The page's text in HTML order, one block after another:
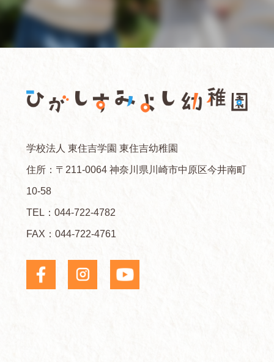
学校法人 東住吉学園 東住吉幼稚園
住所：〒211-0064 神奈川県川崎市中原区今井南町
10-58
TEL： 044-722-4782
FAX：044-722-4761